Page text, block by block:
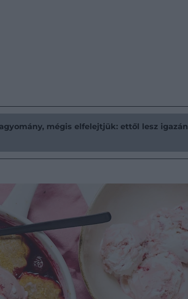
mégis elfelejtjük: ettől lesz igazán